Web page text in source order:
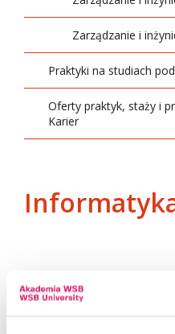
Zarządzanie i
Praktyki na studiach
Edukacja i terapia
spektrum autyzmu
Kwalifikacyjne
podyplomowe
Wczesne
Oferty praktyk, staży i
Karier
Praktyk